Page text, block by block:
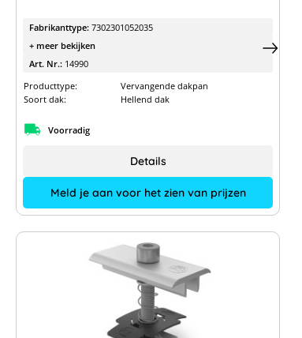
Fabrikanttype: 7302301052035
+ meer bekijken
Art. Nr.: 14990
Producttype:
Vervangende dakpan
Soort dak:
Hellend dak
Voorradig
Meld je aan voor het zien van prijzen
Details